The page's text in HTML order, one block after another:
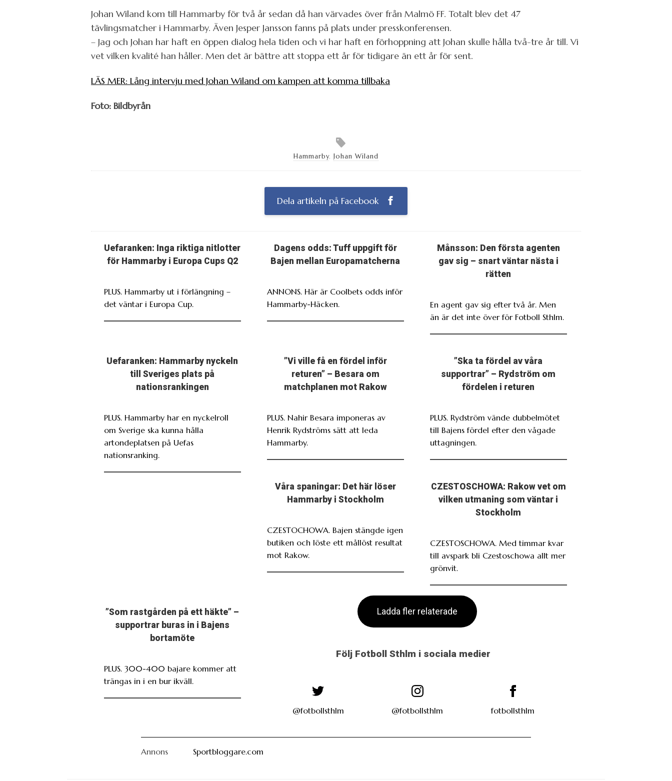
Johan Wiland kom till Hammarby för två år sedan då han värvades över från Malmö FF. Totalt blev det 47
tävlingsmatcher i Hammarby. Även Jesper Jansson fanns på plats under presskonferensen.
– Jag och Johan har haft en öppen dialog hela tiden och vi har haft en förhoppning att Johan skulle hålla två-tre år till. Vi
vet vilken kvalité han håller. Men det är bättre att stoppa ett år för tidigare än ett år för sent.
LÄS MER: Lång intervju med Johan Wiland om kampen att komma tillbaka
Foto: Bildbyrån
Hammarby, Johan Wiland
Dela artikeln på Facebook
Uefaranken: Inga riktiga nitlotter
för Hammarby i Europa Cups Q2
PLUS. Hammarby ut i förlängning –
det väntar i Europa Cup.
Dagens odds: Tuff uppgift för
Bajen mellan Europamatcherna
ANNONS. Här är Coolbets odds inför
Hammarby-Häcken.
Månsson: Den första agenten
gav sig – snart väntar nästa i
rätten
En agent gav sig efter två år. Men
än är det inte över för Fotboll Sthlm.
Uefaranken: Hammarby nyckeln
till Sveriges plats på
nationsrankingen
PLUS. Hammarby har en nyckelroll
om Sverige ska kunna hålla
artondeplatsen på Uefas
nationsranking.
”Vi ville få en fördel inför
returen” – Besara om
matchplanen mot Rakow
PLUS. Nahir Besara imponeras av
Henrik Rydströms sätt att leda
Hammarby.
”Ska ta fördel av våra
supportrar” – Rydström om
fördelen i returen
PLUS. Rydström vände dubbelmötet
till Bajens fördel efter den vågade
uttagningen.
Våra spaningar: Det här löser
Hammarby i Stockholm
CZESTOCHOWA. Bajen stängde igen
butiken och löste ett mållöst resultat
mot Rakow.
CZESTOSCHOWA: Rakow vet om
vilken utmaning som väntar i
Stockholm
CZESTOSCHOWA. Med timmar kvar
till avspark bli Czestoschowa allt mer
grönvit.
”Som rastgården på ett häkte” –
supportrar buras in i Bajens
bortamöte
PLUS. 300-400 bajare kommer att
trängas in i en bur ikväll.
Ladda fler relaterade
Följ Fotboll Sthlm i sociala medier
@fotbollsthlm @fotbollsthlm fotbollsthlm
Annons Sportbloggare.com